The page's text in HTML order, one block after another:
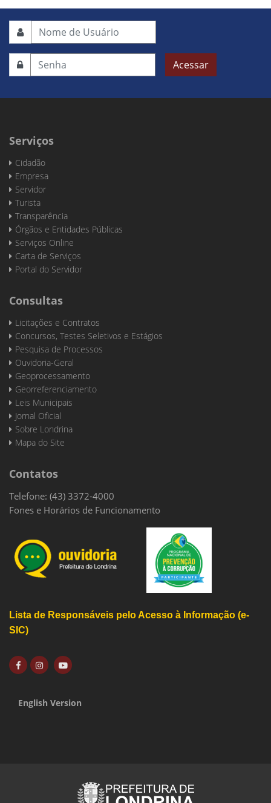
Acessar
Serviços
Cidadão
Empresa
Servidor
Turista
Transparência
Órgãos e Entidades Públicas
Serviços Online
Carta de Serviços
Portal do Servidor
Consultas
Licitações e Contratos
Concursos, Testes Seletivos e Estágios
Pesquisa de Processos
Ouvidoria-Geral
Geoprocessamento
Georreferenciamento
Leis Municipais
Jornal Oficial
Sobre Londrina
Mapa do Site
Contatos
Telefone: (43) 3372-4000
Fones e Horários de Funcionamento
Lista de Responsáveis pelo Acesso à Informação (e-
SIC)
English Version